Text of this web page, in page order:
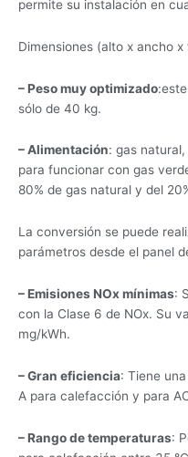
permite su instalación en
Dimensiones (alto x ancho
– Peso muy optimizado
sólo de 40 kg.
– Alimentación: gas
para funcionar con gas
80% de gas natural y del
La conversión se puede
parámetros desde el panel
– Emisiones NOx mínimas:
con la Clase 6 de NOx. Su
mg/kWh.
– Gran eficiencia: Tiene
A para calefacción y para
– Rango de temperaturas: